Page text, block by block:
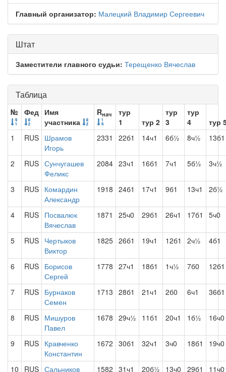
Главный организатор: Малецкий Владимир Сергеевич
Штат
Заместители главного судьи: Терещенко Вячеслав
Таблица
№ Фед Имя
участника
Rнач
тур
1
тур 2
тур
3
тур
4
тур
1
RUS Шрамов
Игорь
2331 22б1 14ч1 6б½ 8ч½ 13б1
2 RUS Сунчугашев
Феликс
2084 23ч1 16б1 7ч1 5б½ 3ч½
3 RUS Комардин
Александр
1918 24б1 17ч1 9б1 13ч1 2б½
4 RUS Посвалюк
Вячеслав
1871 25ч0 29б1 26ч1 17б1 5ч0
5 RUS Чертыков
Виктор
1825 26б1 19ч1 12б1 2ч½ 4б1
6 RUS Борисов
Сергей
1778 27ч1 18б1 1ч½ 7б0 12б1
7 RUS Бурнаков
Семен
1713 28б1 21ч1 2б0 6ч1 36б1
8 RUS Мишуров
Павел
1678 29ч½ 11б1 20ч1 1б½ 16ч0
9 RUS Кравченко
Константин
1672 30б1 32ч1 3ч0 18б1 19ч0
10 RUS Сальников
1582 31ч1 20б½ 13ч0 29б1 11ч0